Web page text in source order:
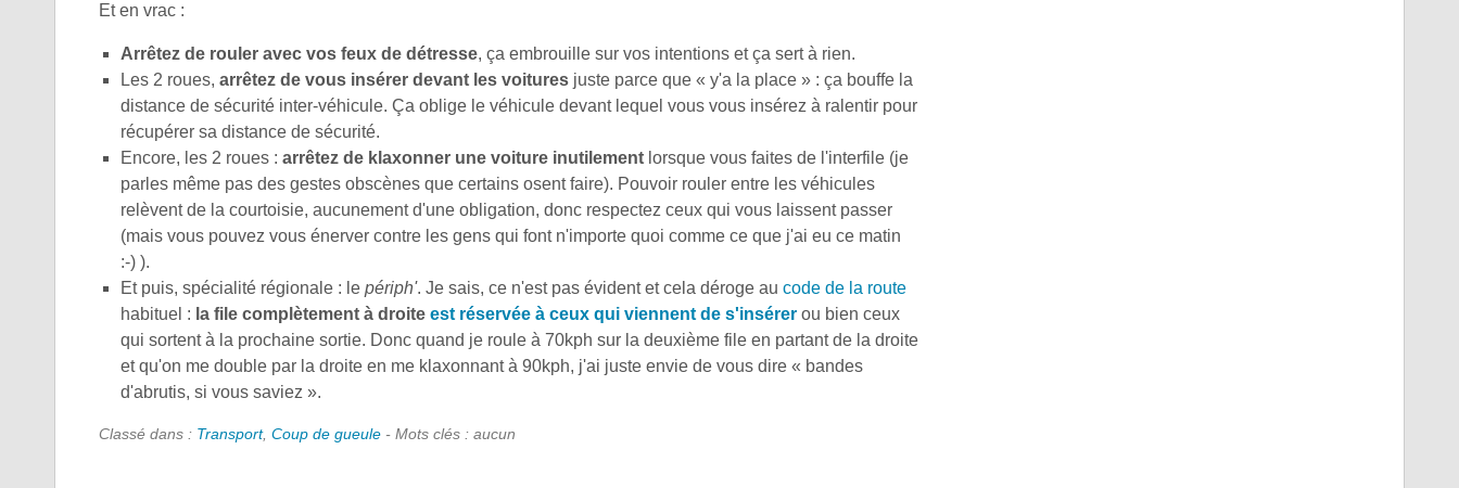
Et en vrac :
Arrêtez de rouler avec vos feux de détresse, ça embrouille sur vos intentions et ça sert à rien.
Les 2 roues, arrêtez de vous insérer devant les voitures juste parce que « y'a la place » : ça bouffe la
distance de sécurité inter-véhicule. Ça oblige le véhicule devant lequel vous vous insérez à ralentir pour
récupérer sa distance de sécurité.
Encore, les 2 roues : arrêtez de klaxonner une voiture inutilement lorsque vous faites de l'interfile (je
parles même pas des gestes obscènes que certains osent faire). Pouvoir rouler entre les véhicules
relèvent de la courtoisie, aucunement d'une obligation, donc respectez ceux qui vous laissent passer
(mais vous pouvez vous énerver contre les gens qui font n'importe quoi comme ce que j'ai eu ce matin
:-) ).
Et puis, spécialité régionale : le périph'. Je sais, ce n'est pas évident et cela déroge au code de la route
habituel : la file complètement à droite est réservée à ceux qui viennent de s'insérer ou bien ceux
qui sortent à la prochaine sortie. Donc quand je roule à 70kph sur la deuxième file en partant de la droite
et qu'on me double par la droite en me klaxonnant à 90kph, j'ai juste envie de vous dire « bandes
d'abrutis, si vous saviez ».
Classé dans : Transport, Coup de gueule - Mots clés : aucun